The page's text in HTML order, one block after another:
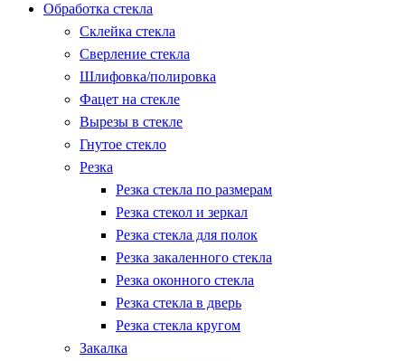
Обработка стекла
Склейка стекла
Сверление стекла
Шлифовка/полировка
Фацет на стекле
Вырезы в стекле
Гнутое стекло
Резка
Резка стекла по размерам
Резка стекол и зеркал
Резка стекла для полок
Резка закаленного стекла
Резка оконного стекла
Резка стекла в дверь
Резка стекла кругом
Закалка